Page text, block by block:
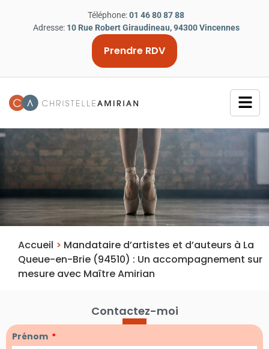
Téléphone:01 46 80 87 88
Adresse: 10 Rue Robert Giraudineau, 94300 Vincennes
Prendre RDV
Accueil > Mandataire d’artistes et d’auteurs à La
Queue-en-Brie (94510) : Un accompagnement sur
mesure avec Maître Amirian
Contactez-moi
Prénom